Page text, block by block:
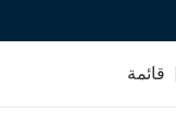
قائمة